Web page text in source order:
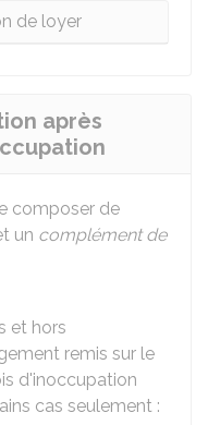
de loyer
après
composer de
un complément de
et hors
remis sur le
d'inoccupation
cas seulement :